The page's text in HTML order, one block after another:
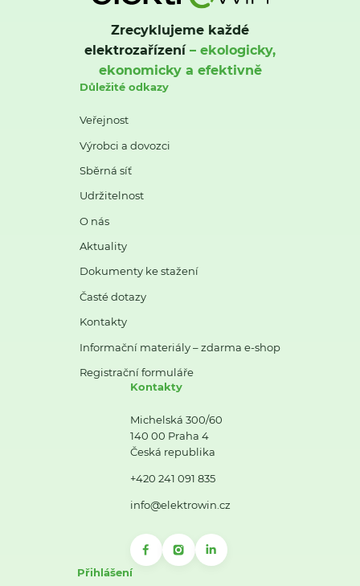
Zrecyklujeme každé
elektrozařízení– ekologicky,
ekonomicky a efektivně
Důležité odkazy
Veřejnost
Výrobci a dovozci
Sběrná síť
Udržitelnost
O nás
Aktuality
Dokumenty ke stažení
Časté dotazy
Kontakty
Informační materiály – zdarma e-shop
Registrační formuláře
Kontakty
Michelská 300/60
140 00 Praha 4
Česká republika
+420 241 091 835
info@elektrowin.cz
Přihlášení